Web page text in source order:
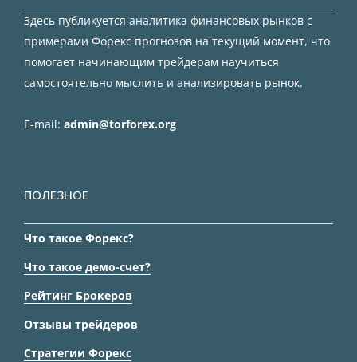
Здесь публикуется аналитика финансовых рынков с
примерами Форекс прогнозов на текущий момент, что
помогает начинающим трейдерам научиться
самостоятельно мыслить и анализировать рынок.
E-mail: admin@torforex.org
ПОЛЕЗНОЕ
Что такое Форекс?
Что такое демо-счет?
Рейтинг Брокеров
Отзывы трейдеров
Стратегии Форекс